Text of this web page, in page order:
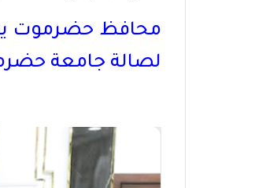
محافظ حضرموت
لصالة جامعة